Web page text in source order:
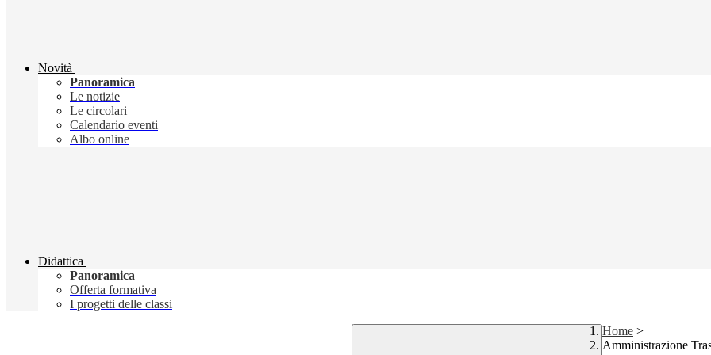
Novità
Panoramica
Le notizie
Le circolari
Calendario eventi
Albo online
Didattica
Panoramica
Offerta formativa
I progetti delle classi
Home >
Amministrazione